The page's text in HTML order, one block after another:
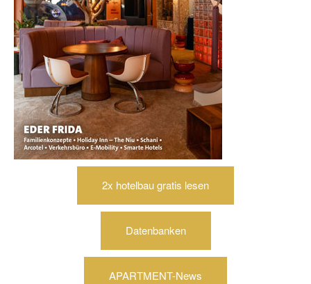
2x hotelbau gratis lesen
Datenbanken
APARTMENT-News